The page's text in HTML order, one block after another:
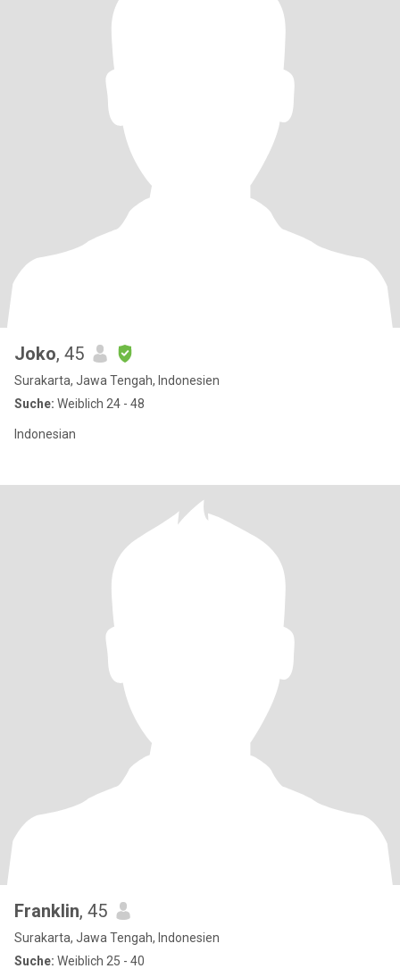
Joko, 45
Surakarta, Jawa Tengah, Indonesien
Suche: Weiblich 24 - 48
Indonesian
Franklin, 45
Surakarta, Jawa Tengah, Indonesien
Suche: Weiblich 25 - 40